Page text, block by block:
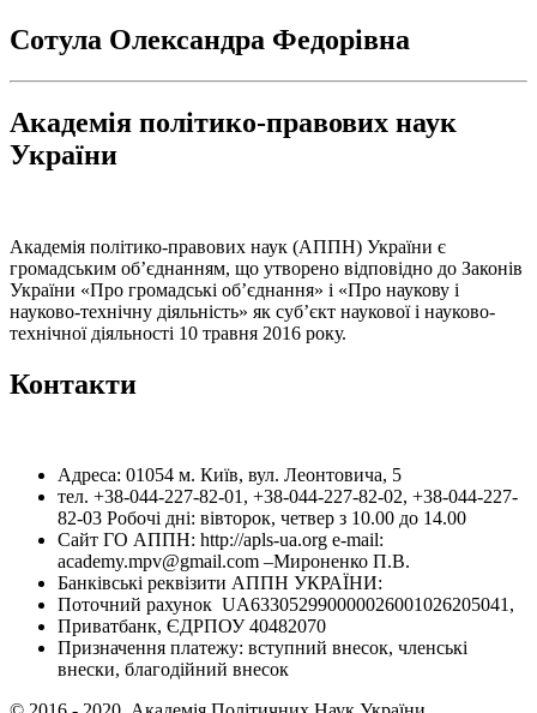
Сотула Олександра Федорівна
Академія політико-правових наук
України
Академія політико-правових наук (АППН) України є
громадським об’єднанням, що утворено відповідно до Законів
України «Про громадські об’єднання» і «Про наукову і
науково-технічну діяльність» як суб’єкт наукової і науково-
технічної діяльності 10 травня 2016 року.
Контакти
Адреса: 01054 м. Київ, вул. Леонтовича, 5
тел. +38-044-227-82-01, +38-044-227-82-02, +38-044-227-
82-03 Робочі дні: вівторок, четвер з 10.00 до 14.00
Сайт ГО АППН: http://apls-ua.org e-mail:
academy.mpv@gmail.com –Мироненко П.В.
Банківські реквізити АППН УКРАЇНИ:
Поточний рахунок UA633052990000026001026205041,
Приватбанк, ЄДРПОУ 40482070
Призначення платежу: вступний внесок, членські
внески, благодійний внесок